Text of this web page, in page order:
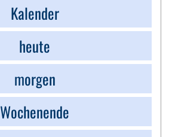
Kalender
heute
morgen
Wochenende